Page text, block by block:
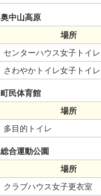
奥中山高原
場所
センターハウス女子トイレ
さわやかトイレ女子トイレ
町民体育館
場所
多目的トイレ
総合運動公園
場所
クラブハウス女子更衣室